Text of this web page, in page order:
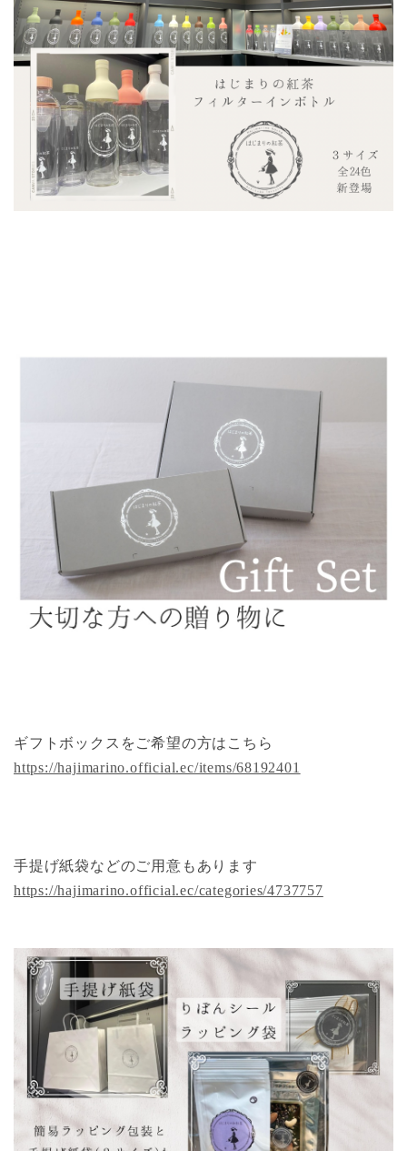
ギフトボックスをご希望の方はこちら
https://hajimarino.official.ec/items/68192401
手提げ紙袋などのご用意もあります
https://hajimarino.official.ec/categories/4737757